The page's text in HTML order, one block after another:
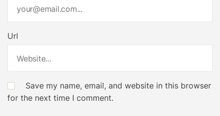
Url
Save my name, email, and website in this browser
for the next time I comment.